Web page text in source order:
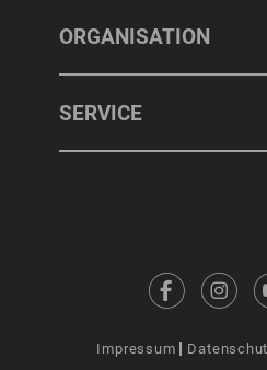
ORGANISATION
SERVICE
Impressum